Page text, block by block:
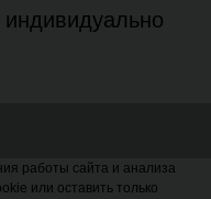
индивидуально
работы сайта и анализа
или оставить только